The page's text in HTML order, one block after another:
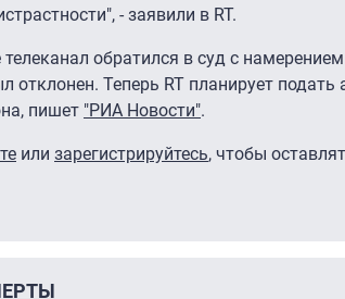
- заявили в RT.
обратился в суд с
отклонен. Теперь RT планирует
пишет "РИА Новости".
или зарегистрируйтесь, чтобы